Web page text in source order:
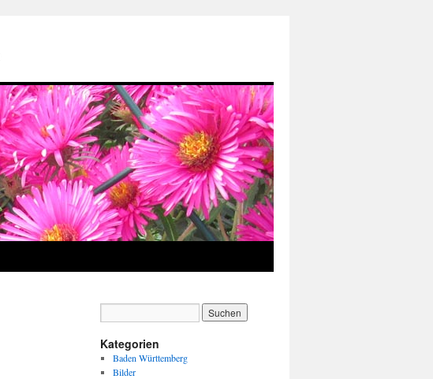
Kategorien
Baden Württemberg
Bilder